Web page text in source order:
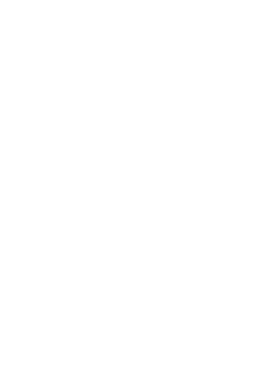
durch den Austausch einer Pumpe mit
eine Pumpe mit variabler Drehzahl,
Gesetz der Pumpenaffinität, bezogen.
wie sich die Pumpendrehzahl und die
auf den Energieverbrauch anzeigen.